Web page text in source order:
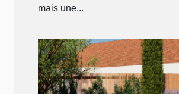
mais une...